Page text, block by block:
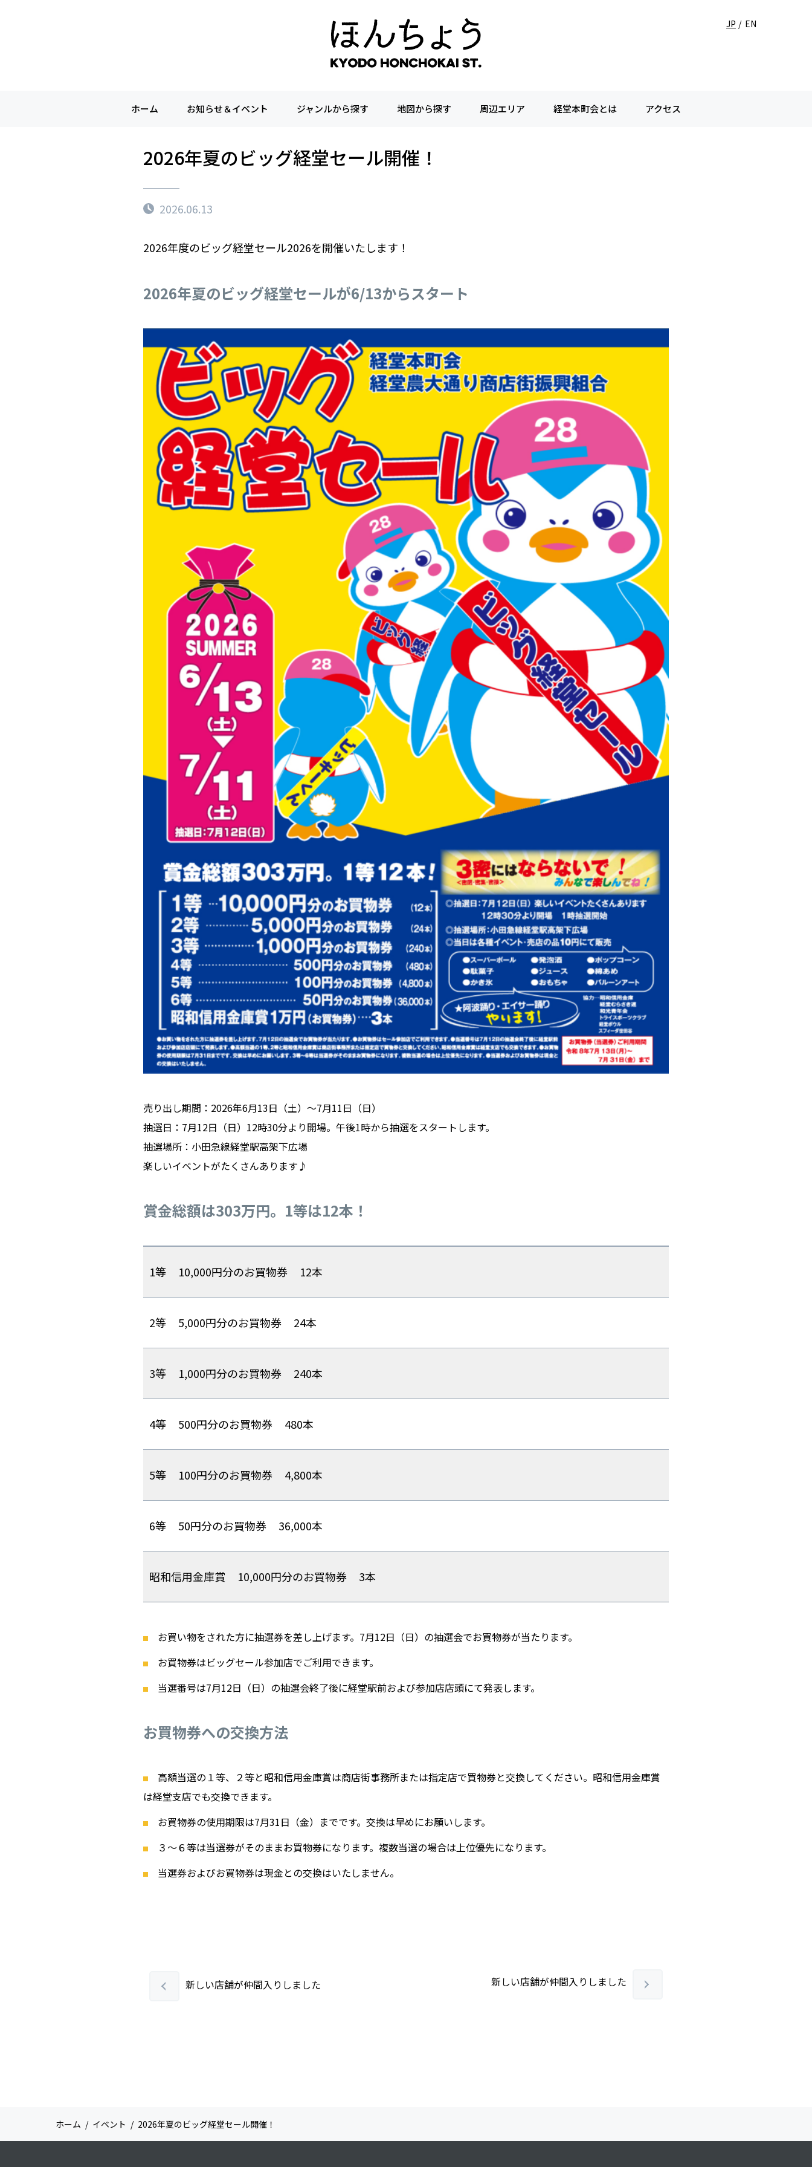
JP EN
ホーム お知らせ＆イベント ジャンルから探す 地図から探す 周辺エリア 経堂本町会とは アクセス
2026年夏のビッグ経堂セール開催！
2026.06.13
2026年度のビッグ経堂セール2026を開催いたします！
2026年夏のビッグ経堂セールが6/13からスタート
売り出し期間：2026年6月13日（土）〜7月11日（日）
抽選日：7月12日（日）12時30分より開場。午後1時から抽選をスタートします。
抽選場所：小田急線経堂駅高架下広場
楽しいイベントがたくさんあります♪
賞金総額は303万円。1等は12本！
1等 10,000円分のお買物券 12本
2等 5,000円分のお買物券 24本
3等 1,000円分のお買物券 240本
4等 500円分のお買物券 480本
5等 100円分のお買物券 4,800本
6等 50円分のお買物券 36,000本
昭和信用金庫賞 10,000円分のお買物券 3本
お買い物をされた方に抽選券を差し上げます。7月12日（日）の抽選会でお買物券が当たります。
お買物券はビッグセール参加店でご利用できます。
当選番号は7月12日（日）の抽選会終了後に経堂駅前および参加店店頭にて発表します。
お買物券への交換方法
高額当選の１等、２等と昭和信用金庫賞は商店街事務所または指定店で買物券と交換してください。昭和信用金庫賞
は経堂支店でも交換できます。
お買物券の使用期限は7月31日（金）までです。交換は早めにお願いします。
３〜６等は当選券がそのままお買物券になります。複数当選の場合は上位優先になります。
当選券およびお買物券は現金との交換はいたしません。
新しい店舗が仲間入りしました 新しい店舗が仲間入りしました
ホーム イベント 2026年夏のビッグ経堂セール開催！